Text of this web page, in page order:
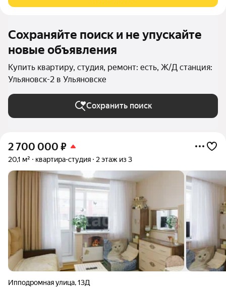
Сохраняйте поиск и не упускайте
новые объявления
Купить квартиру, студия, ремонт: есть, Ж/Д станция:
Ульяновск-2 в Ульяновске
Сохранить поиск
2 700 000 ₽
20,1 м² квартира-студия 2 этаж из 3
Ипподромная улица,13Д